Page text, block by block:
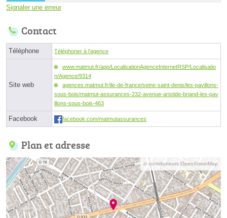
Signaler une erreur
Contact
Téléphone Téléphoner à l'agence
Site web
www.matmut.fr/app/LocalisationAgenceInternetRSP/Localisatio
n/Agence/9314
agences.matmut.fr/ile-de-france/seine-saint-denis/les-pavillons-
sous-bois/matmut-assurances-232-avenue-aristide-briand-les-pav
illons-sous-bois-463
Facebook facebook.com/matmutassurances
Plan et adresse
© contributeurs OpenStreetMap